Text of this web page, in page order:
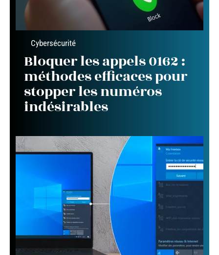
Cybersécurité
Bloquer les appels 0162 :
méthodes efficaces pour
stopper les numéros
indésirables